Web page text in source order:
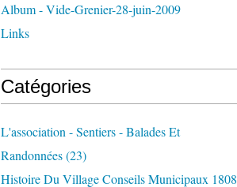
Album - Vide-Grenier-28-juin-2009
Links
Catégories
L'association - Sentiers - Balades Et
Randonnées(23)
Histoire Du Village Conseils Municipaux 1808